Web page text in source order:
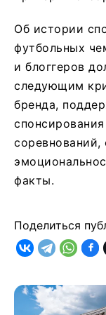
Об истории
футбольных
и блоггеров
следующим
бренда,
соревнований,
факты.
Поделиться